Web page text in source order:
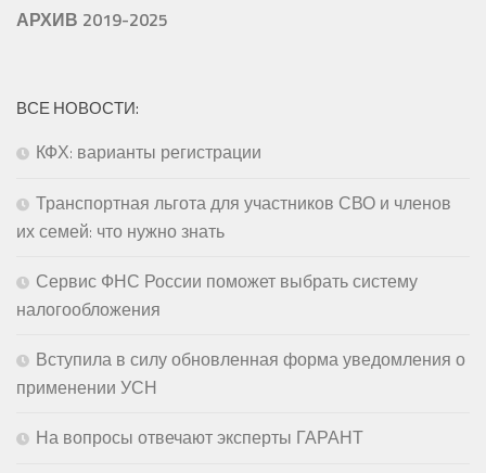
АРХИВ 2019-2025
ВСЕ НОВОСТИ:
КФХ: варианты регистрации
Транспортная льгота для участников СВО и членов
их семей: что нужно знать
Сервис ФНС России поможет выбрать систему
налогообложения
Вступила в силу обновленная форма уведомления о
применении УСН
На вопросы отвечают эксперты ГАРАНТ